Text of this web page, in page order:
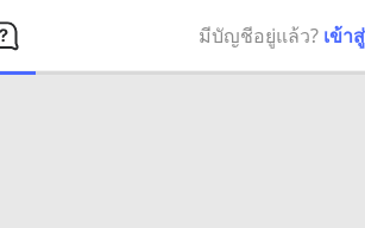
มีบัญชีอยู่แล้ว? เข้า